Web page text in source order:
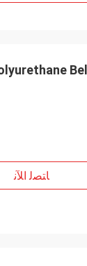
ﺎﺘﺼﻟ ﺍﻶﻧ